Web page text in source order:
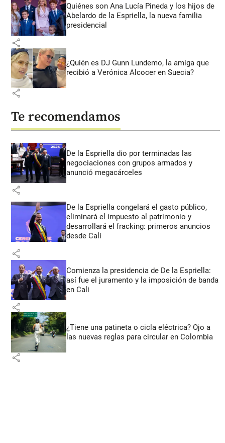
Quiénes son Ana Lucía Pineda y los hijos de
Abelardo de la Espriella, la nueva familia
presidencial
share
¿Quién es DJ Gunn Lundemo, la amiga que
recibió a Verónica Alcocer en Suecia?
share
Te recomendamos
De la Espriella dio por terminadas las
negociaciones con grupos armados y
anunció megacárceles
share
De la Espriella congelará el gasto público,
eliminará el impuesto al patrimonio y
desarrollará el fracking: primeros anuncios
desde Cali
share
Comienza la presidencia de De la Espriella:
así fue el juramento y la imposición de banda
en Cali
share
¿Tiene una patineta o cicla eléctrica? Ojo a
las nuevas reglas para circular en Colombia
share